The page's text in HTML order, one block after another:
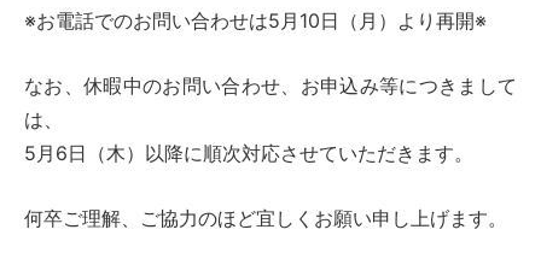
※お電話でのお問い合わせは5月10日（月）より再開※
なお、休暇中のお問い合わせ、お申込み等につきまして
は、
5月6日（木）以降に順次対応させていただきます。
何卒ご理解、ご協力のほど宜しくお願い申し上げます。